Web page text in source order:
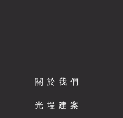
關 於 我 們
光 埕 建 案